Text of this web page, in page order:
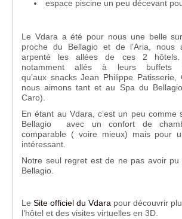
espace piscine un peu décevant
Le Vdara a été pour nous une belle
proche du Bellagio et de l’Aria, nous
arpenté les allées de ces 2 hôtels.
notamment allés à leurs buffets
qu’aux snacks Jean Philippe Patisserie,
nous aimons tant et au Spa du
Caro).
En étant au Vdara, c’est un peu comme
Bellagio avec un confort de
comparable ( voire mieux) mais pour
intéressant.
Notre seul regret est de ne pas avoir pu
Bellagio.
Le Site officiel du Vdara pour découvrir
l’hôtel et des visites virtuelles en 3D.